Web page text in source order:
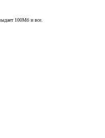
100Мб и все.